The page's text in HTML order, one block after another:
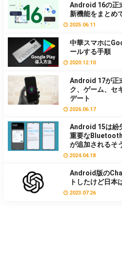
Android 16の正
新機能をまとめ
2025.06.11
中華スマホに
ールする手順
2020.12.10
Android 17が正
ク、ゲーム、セ
デート
2026.06.17
Android 15は紛
重要な
が追加されるそ
2024.04.18
Android版の
トしたけど日本
2023.07.26